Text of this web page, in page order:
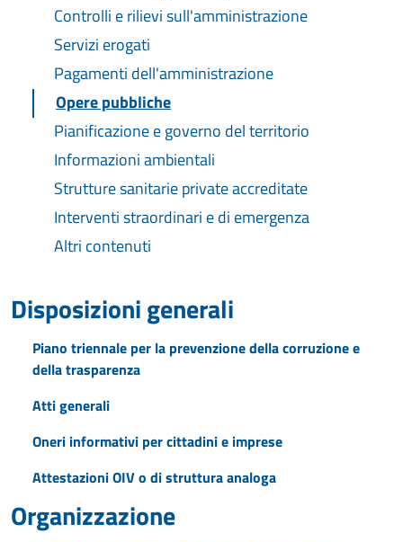
Controlli e rilievi sull'amministrazione
Servizi erogati
Pagamenti dell'amministrazione
Opere pubbliche
Pianificazione e governo del territorio
Informazioni ambientali
Strutture sanitarie private accreditate
Interventi straordinari e di emergenza
Altri contenuti
Disposizioni generali
Piano triennale per la prevenzione della corruzione e
della trasparenza
Atti generali
Oneri informativi per cittadini e imprese
Attestazioni OIV o di struttura analoga
Organizzazione